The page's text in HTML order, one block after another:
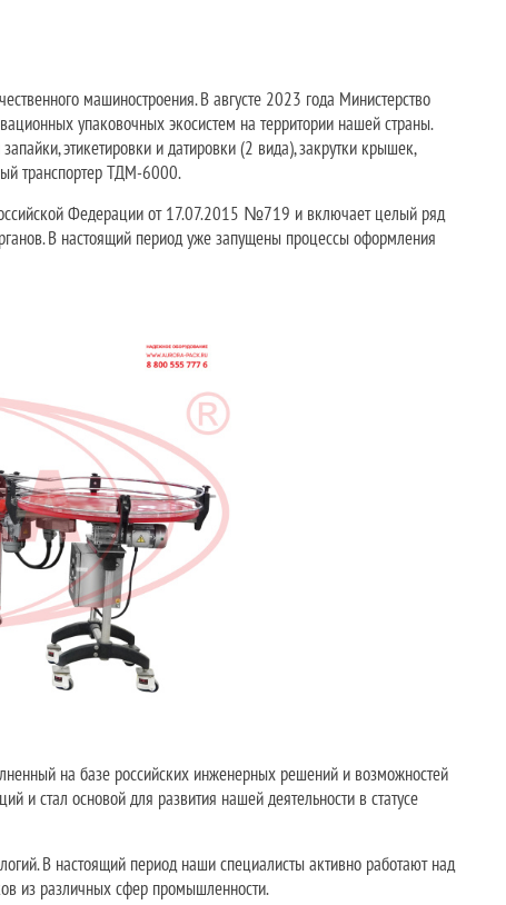
машиностроения. В августе 2023 года Министерство
упаковочных экосистем на территории нашей страны.
этикетировки и датировки (2 вида), закрутки крышек,
транспортер ТДМ-6000.
Федерации от 17.07.2015 №719 и включает целый ряд
В настоящий период уже запущены процессы оформления
на базе российских инженерных решений и возможностей
и стал основой для развития нашей деятельности в статусе
В настоящий период наши специалисты активно работают над
из различных сфер промышленности.